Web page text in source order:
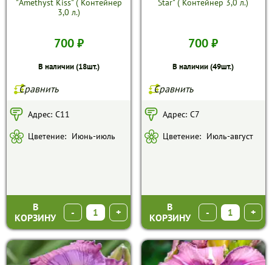
"Amethyst Kiss" ( Контейнер
3,0 л.)
700 ₽
В наличии (18шт.)
Сравнить
Адрес: С11
Цветение: Июнь-июль
В
КОРЗИНУ
- +
Star" ( Контейнер 3,0 л.)
700 ₽
В наличии (49шт.)
Сравнить
Адрес: С7
Цветение: Июль-август
В
КОРЗИНУ
- +